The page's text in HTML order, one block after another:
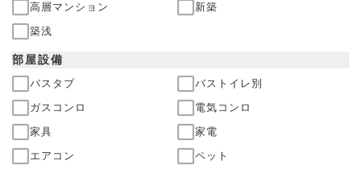
高層マンション
新築
築浅
部屋設備
バスタブ
バストイレ別
ガスコンロ
電気コンロ
家具
家電
エアコン
ペット